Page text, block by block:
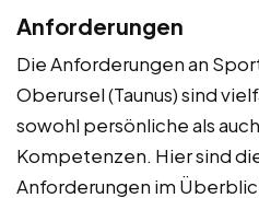
Anforderungen
Die Anforderungen an
Oberursel (Taunus) sind
sowohl persönliche als
Kompetenzen. Hier sind
Anforderungen im